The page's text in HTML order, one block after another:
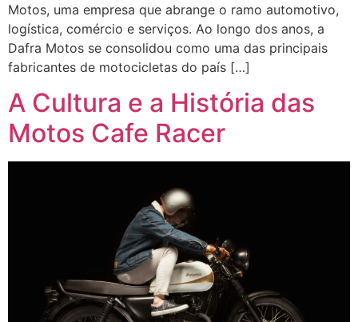
Motos, uma empresa que abrange o ramo automotivo,
logística, comércio e serviços. Ao longo dos anos, a
Dafra Motos se consolidou como uma das principais
fabricantes de motocicletas do país […]
A Cultura e a História das
Motos Cafe Racer